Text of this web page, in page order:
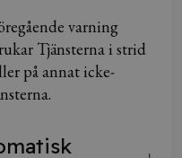
varning
Tjänsterna i strid
på annat icke-